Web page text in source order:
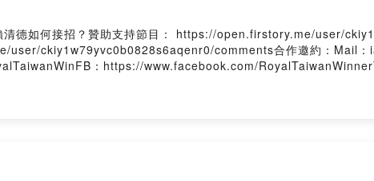
清德如何接招？贊助支持節目： https://open.firstory.me/user/
user/ckiy1w79yvc0b0828s6aqenr0/comments合作邀約：Mail：
：https://www.facebook.com/